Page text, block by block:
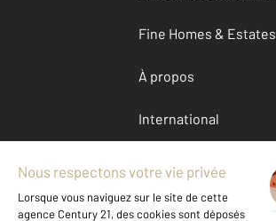
Fine Homes & Estates
À propos
International